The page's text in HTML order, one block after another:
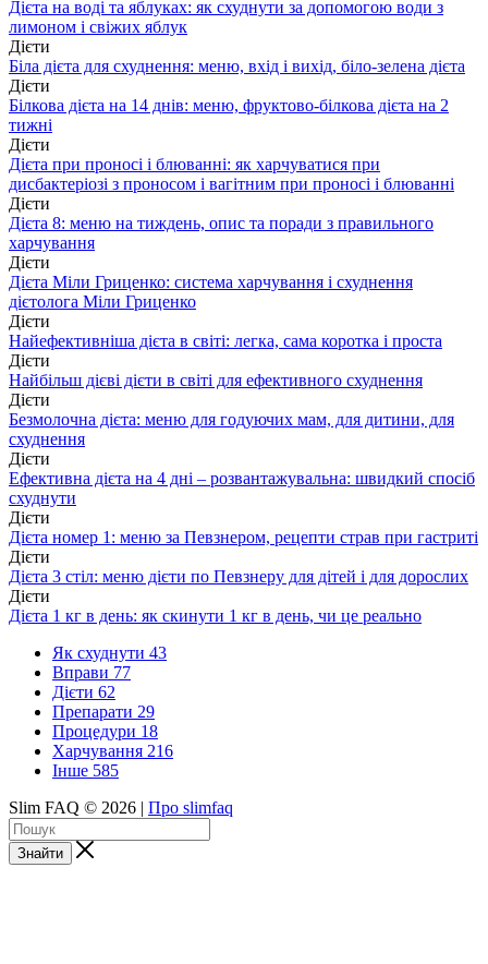
Дієта на воді та яблуках: як схуднути за допомогою води з
лимоном і свіжих яблук
Дієти
Біла дієта для схуднення: меню, вхід і вихід, біло-зелена дієта
Дієти
Білкова дієта на 14 днів: меню, фруктово-білкова дієта на 2
тижні
Дієти
Дієта при проносі і блюванні: як харчуватися при
дисбактеріозі з проносом і вагітним при проносі і блюванні
Дієти
Дієта 8: меню на тиждень, опис та поради з правильного
харчування
Дієти
Дієта Міли Гриценко: система харчування і схуднення
дієтолога Міли Гриценко
Дієти
Найефективніша дієта в світі: легка, сама коротка і проста
Дієти
Найбільш дієві дієти в світі для ефективного схуднення
Дієти
Безмолочна дієта: меню для годуючих мам, для дитини, для
схуднення
Дієти
Ефективна дієта на 4 дні – розвантажувальна: швидкий спосіб
схуднути
Дієти
Дієта номер 1: меню за Певзнером, рецепти страв при гастриті
Дієти
Дієта 3 стіл: меню дієти по Певзнеру для дітей і для дорослих
Дієти
Дієта 1 кг в день: як скинути 1 кг в день, чи це реально
Як схуднути 43
Вправи 77
Дієти 62
Препарати 29
Процедури 18
Харчування 216
Інше 585
Slim FAQ © 2026 | Про slimfaq
Знайти